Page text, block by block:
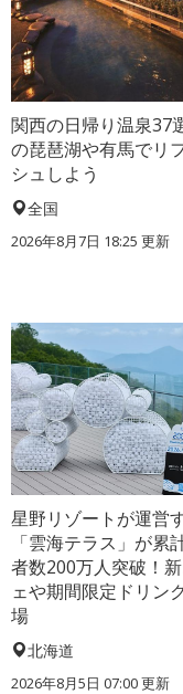
関西の日帰り温泉37
の琵琶湖や有馬でリ
シュしよう
全国
2026年8月7日 18:25 更新
星野リゾートが運営
「雲海テラス」が累
者数200万人突破！
ェや期間限定ドリン
場
北海道
2026年8月5日 07:00更新